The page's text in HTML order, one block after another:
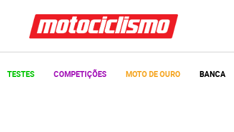
TESTES COMPETIÇÕES MOTO DE OURO BANCA